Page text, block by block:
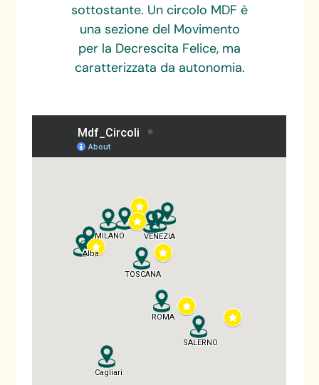
sottostante. Un circolo MDF è
una sezione del Movimento
per la Decrescita Felice, ma
caratterizzata da autonomia.